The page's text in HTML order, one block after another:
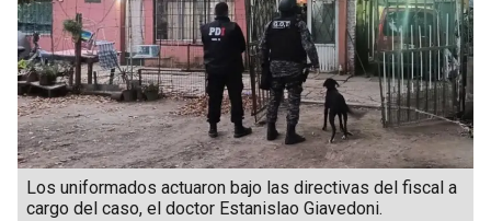
Los uniformados actuaron bajo las directivas del fiscal a
cargo del caso, el doctor Estanislao Giavedoni.